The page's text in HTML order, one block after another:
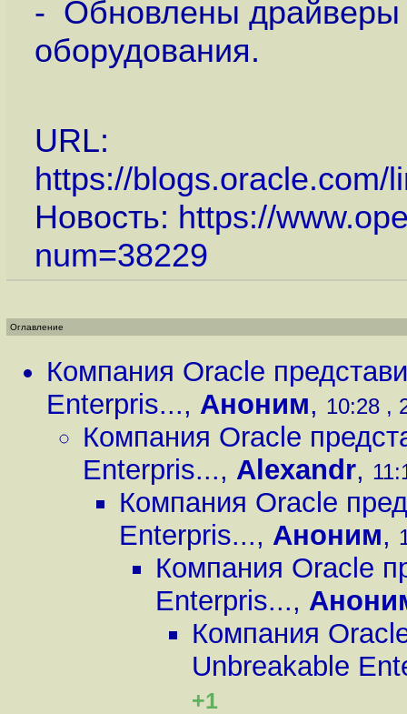
- Обновлены драйверы
оборудования.
URL:
https://blogs.oracle.com/
Новость: https://
num=38229
Оглавление
Компания Oracle
Enterpris..., Аноним, 10:28 ,
Компания Oracle
Enterpris..., Alexandr,
Компания Oracle
Enterpris..., Аноним,
Компания Oracle
Enterpris...,
Компания
Unbreakable
+1